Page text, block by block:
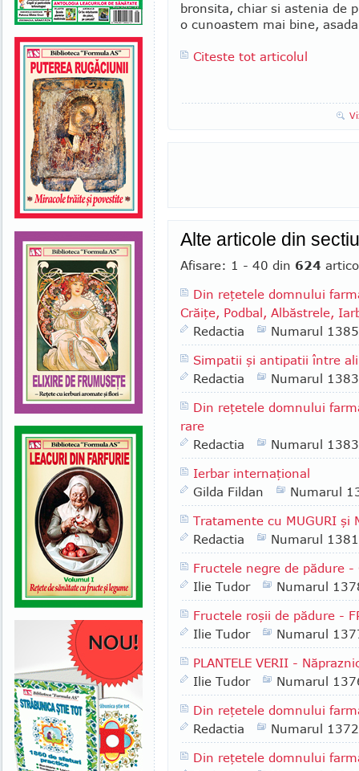
bronsita, chiar si astenia de
o cunoastem mai bine,
Citeste tot articolul
Alte articole din
Afisare: 1 - 40 din 624
Din reţetele domnului
Crăiţe, Podbal, Albăstrele,
Redactia
Numarul 1385
Simpatii şi antipatii între
Redactia
Numarul 1383
Din reţetele domnului
rare
Redactia
Numarul 1383
Ierbar internaţional
Gilda Fildan
Numarul
Tratamente cu MUGURI şi
Redactia
Numarul 1381
Fructele negre de pădure -
Ilie Tudor
Numarul
Fructele roşii de pădure -
Ilie Tudor
Numarul
PLANTELE VERII -
Ilie Tudor
Numarul
Din reţetele domnului
Redactia
Numarul 1372
Din reţetele domnului